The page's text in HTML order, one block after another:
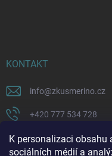
K personalizaci obsahu
sociálních médií a
KONTAKT
info@zkusmerino.cz
+420 777 534 728
https://